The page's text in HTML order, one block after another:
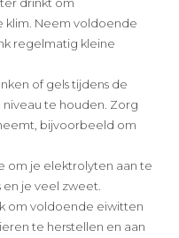
klim. Neem voldoende
regelmatig kleine
of gels tijdens de
te houden. Zorg
bijvoorbeeld om
om je elektrolyten aan te
je veel zweet.
om voldoende eiwitten
te herstellen en aan